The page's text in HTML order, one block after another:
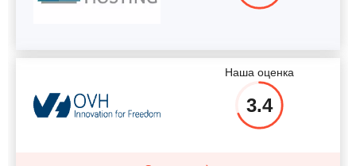
Наша оценка
3.4